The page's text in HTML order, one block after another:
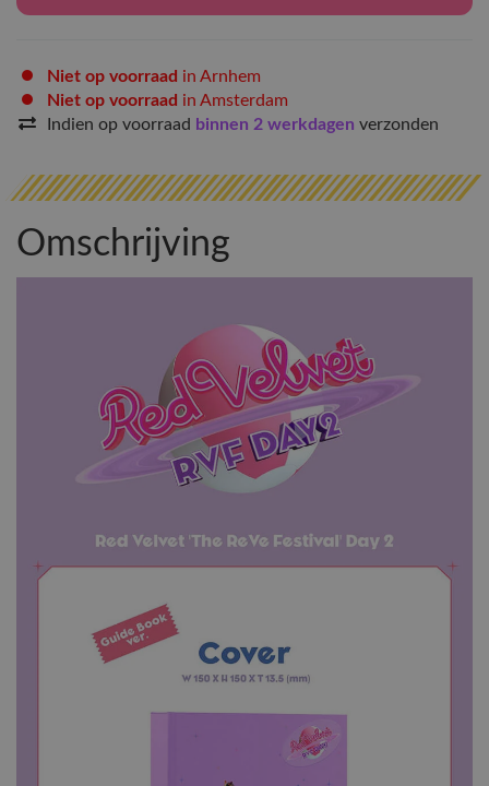
Niet op voorraad in Arnhem
Niet op voorraad in Amsterdam
Indien op voorraad binnen 2 werkdagen verzonden
Omschrijving